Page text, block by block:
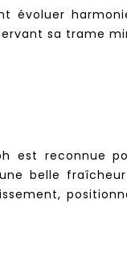
évoluer
sa trame
est reconnue
belle